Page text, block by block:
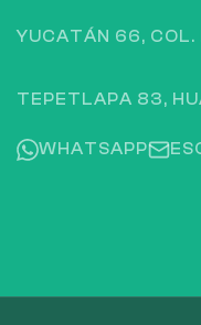
YUCATÁN 66, COL.
TEPETLAPA 83,
WHATSAPP